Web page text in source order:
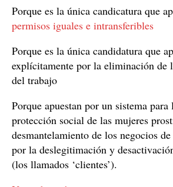
Porque es la única candicatura que
permisos iguales e intransferibles
Porque es la única candidatura que
explícitamente por la eliminación de
del trabajo
Porque apuestan por un sistema
protección social de las mujeres
desmantelamiento de los negocios
por la deslegitimación y
(los llamados ‘clientes’).